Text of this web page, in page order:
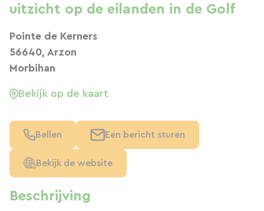
Beschrijving
uitzicht op de eilanden in de Golf
Pointe de Kerners
56640, Arzon
Morbihan
Bekijk op de kaart
Bellen Een bericht sturen
Bekijk de website